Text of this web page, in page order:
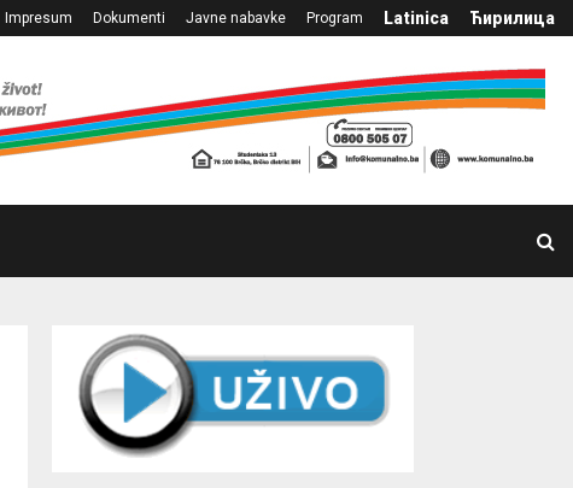
Impresum Dokumenti Javne nabavke Program Latinica Ћирилица